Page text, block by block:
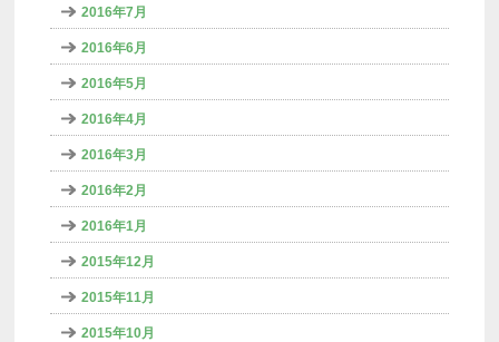
2016年7月
2016年6月
2016年5月
2016年4月
2016年3月
2016年2月
2016年1月
2015年12月
2015年11月
2015年10月